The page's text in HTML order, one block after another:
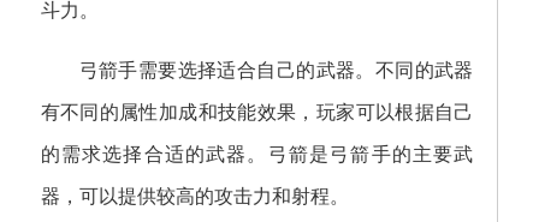
斗力。
弓箭手需要选择适合自己的武器。不同的武器
有不同的属性加成和技能效果，玩家可以根据自己
的需求选择合适的武器。弓箭是弓箭手的主要武
器，可以提供较高的攻击力和射程。